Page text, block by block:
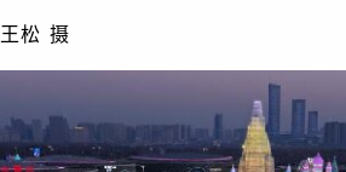
松 摄
2013“河南之星”设计艺术大赛